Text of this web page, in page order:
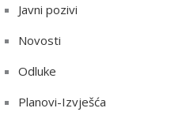
Javni pozivi
Novosti
Odluke
Planovi-Izvješća